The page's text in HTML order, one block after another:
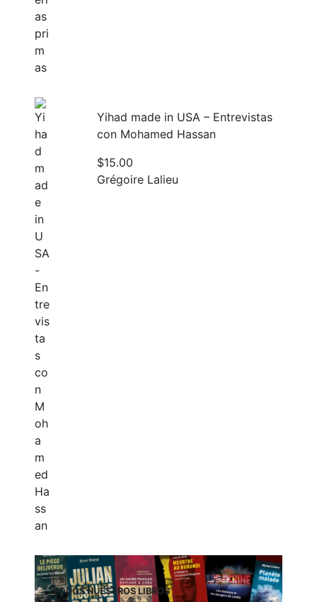
Yihad made in USA – Entrevistas
con Mohamed Hassan
$15.00
Grégoire Lalieu
TODOS NUESTROS LIBROS